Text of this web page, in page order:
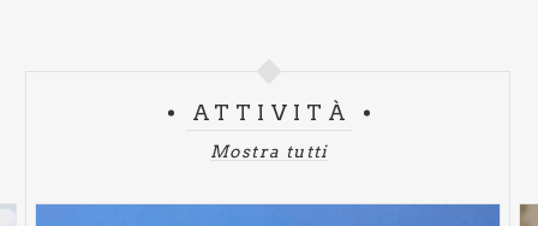
ATTIVITÀ
Mostra tutti